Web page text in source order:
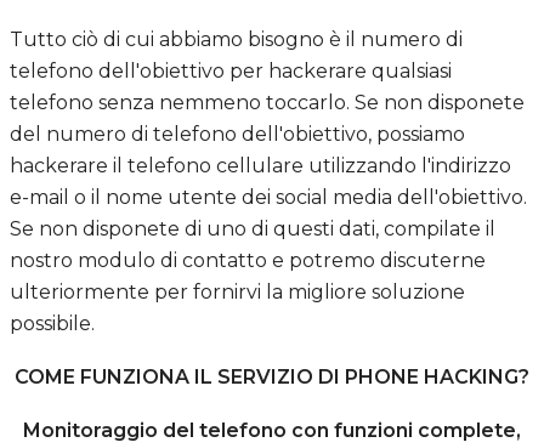
Tutto ciò di cui abbiamo bisogno è il numero di
telefono dell'obiettivo per hackerare qualsiasi
telefono senza nemmeno toccarlo. Se non disponete
del numero di telefono dell'obiettivo, possiamo
hackerare il telefono cellulare utilizzando l'indirizzo
e-mail o il nome utente dei social media dell'obiettivo.
Se non disponete di uno di questi dati, compilate il
nostro modulo di contatto e potremo discuterne
ulteriormente per fornirvi la migliore soluzione
possibile.
COME FUNZIONA IL SERVIZIO DI PHONE HACKING?
Monitoraggio del telefono con funzioni complete,